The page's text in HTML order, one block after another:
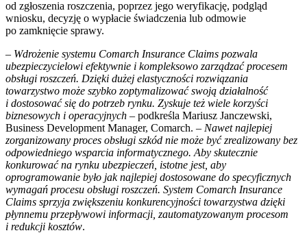
od zgłoszenia roszczenia, poprzez jego weryfikację, podgląd
wniosku, decyzję o wypłacie świadczenia lub odmowie
po zamknięcie sprawy.
– Wdrożenie systemu Comarch Insurance Claims pozwala
ubezpieczycielowi efektywnie i kompleksowo zarządzać procesem
obsługi roszczeń. Dzięki dużej elastyczności rozwiązania
towarzystwo może szybko zoptymalizować swoją działalność
i dostosować się do potrzeb rynku. Zyskuje też wiele korzyści
biznesowych i operacyjnych – podkreśla Mariusz Janczewski,
Business Development Manager, Comarch. – Nawet najlepiej
zorganizowany proces obsługi szkód nie może być zrealizowany bez
odpowiedniego wsparcia informatycznego. Aby skutecznie
konkurować na rynku ubezpieczeń, istotne jest, aby
oprogramowanie było jak najlepiej dostosowane do specyficznych
wymagań procesu obsługi roszczeń. System Comarch Insurance
Claims sprzyja zwiększeniu konkurencyjności towarzystwa dzięki
płynnemu przepływowi informacji, zautomatyzowanym procesom
i redukcji kosztów.